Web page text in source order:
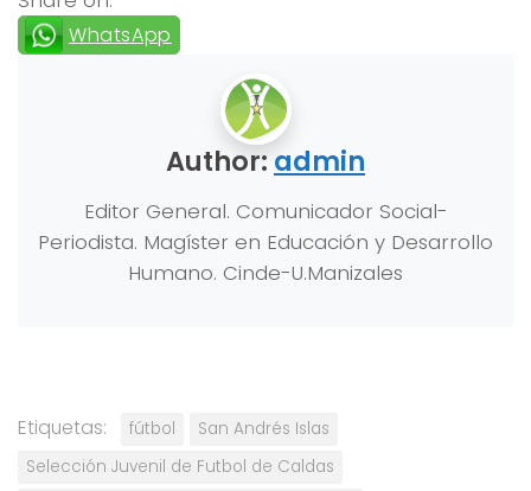
WhatsApp
Author: admin
Editor General. Comunicador Social-
Periodista. Magíster en Educación y Desarrollo
Humano. Cinde-U.Manizales
Etiquetas: fútbol
San Andrés Islas
Selección Juvenil de Futbol de Caldas